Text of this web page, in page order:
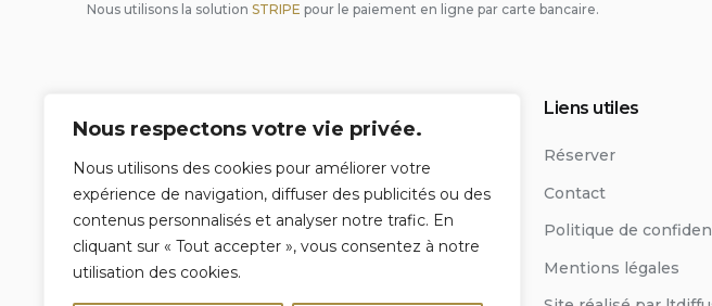
Nous respectons votre vie privée.
Nous utilisons des cookies pour améliorer votre
expérience de navigation, diffuser des publicités ou des
contenus personnalisés et analyser notre trafic. En
cliquant sur « Tout accepter », vous consentez à notre
utilisation des cookies.
Nous utilisons la solution STRIPE pour le paiement en ligne par carte bancaire.
Gestion locative de vos biens
Surveillance de propriété
Intendance & entretien
Liens utiles
Réserver
Contact
Politique de
Mentions légales